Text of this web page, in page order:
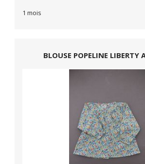
1 mois
BLOUSE POPELINE LIBERTY